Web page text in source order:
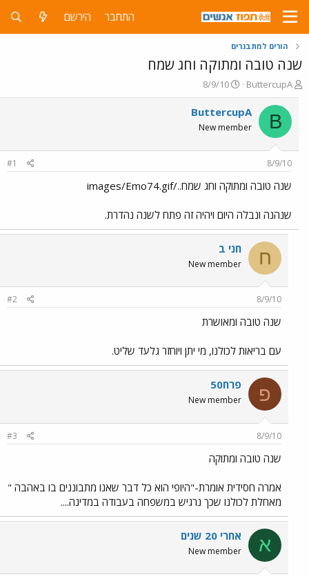
התחבר הירשם
הורים למתבגרים
שנה טובה ומתוקה וחג שמח
פ
ו
ת
ח
ה
ו
ש
א
ButtercupA
פ
ו
ר
ם
ר
8/9/10
B
ButtercupA
New member
8/9/10
#1
שנה טובה ומתוקה וחג שמח../images/Emo74.gif
שנהנה ונבלה היום ויהיה זה פתח לשנה נהדרת.
ח חני ב
New member
8/9/10
#2
שנה טובה ומאושרת
עם בריאות לכולנו, מי יתן ויוחזר גלעד שליט.
פ פרח50
New member
8/9/10
#3
שנה טובה ומתוקה
אמרה חסידית אומרת-"היופי הוא כל דבר שאנו מתבוננים בו באהבה "
מאחלת לכולנו שכך נרגיש במשפחה בעבודה במדינה....
א אחרי 20 שנים
New member